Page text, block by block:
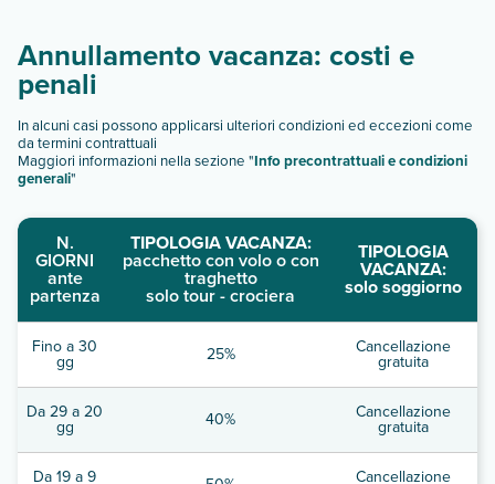
Annullamento vacanza: costi e
penali
In alcuni casi possono applicarsi ulteriori condizioni ed eccezioni come
da termini contrattuali
Maggiori informazioni nella sezione "Info precontrattuali e condizioni
generali"
N.
GIORNI
ante
partenza
TIPOLOGIA VACANZA:
pacchetto con volo o con
traghetto
solo tour - crociera
TIPOLOGIA
VACANZA:
solo soggiorno
Fino a 30
gg 25% Cancellazione
gratuita
Da 29 a 20
gg 40% Cancellazione
gratuita
Da 19 a 9 Cancellazione